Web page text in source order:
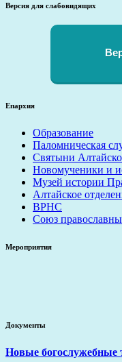
Версия для слабовидящих
Епархия
Образование
Паломническая
Святыни
Новомученики и
Музей истории
Алтайское
ВРНС
Союз
Мероприятия
Документы
Новые богослужебные